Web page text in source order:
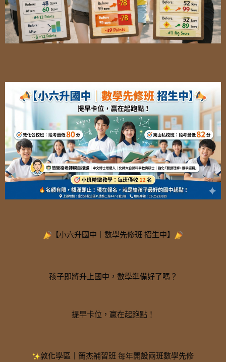
【小六升國中｜數學先修班 招生中】
孩子即將升上國中，數學準備好了嗎？
提早卡位，贏在起跑點！
敦化學區｜簡杰補習班 每年開設兩班數學先修